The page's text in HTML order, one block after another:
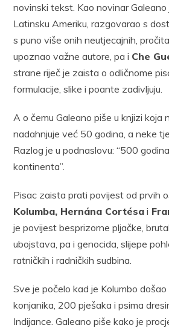
novinski tekst. Kao novinar Galeano
Latinsku Ameriku, razgovarao s
s puno više onih neutjecajnih,
upoznao važne autore, pa i Che
strane riječ je zaista o odličnome
formulacije, slike i poante zadivljuju.
A o čemu Galeano piše u knjizi koja
nadahnjuje već 50 godina, a neke
Razlog je u podnaslovu: “500
kontinenta”.
Pisac zaista prati povijest od prvih
Kolumba, Hernána Cortésa i
je povijest besprizorne pljačke,
ubojstava, pa i genocida, slijepe
ratničkih i radničkih sudbina.
Sve je počelo kad je Kolumbo
konjanika, 200 pješaka i psima
Indijance. Galeano piše kako je